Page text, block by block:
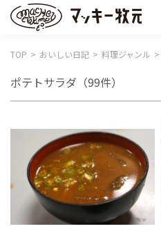
TOP おいしい日記 料理ジャンル
ポテトサラダ （99件）